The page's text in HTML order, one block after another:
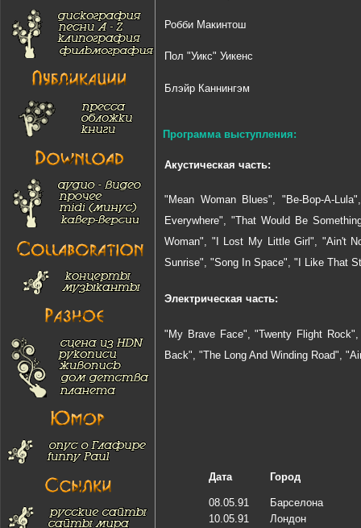
Робби Макинтош
Пол "Уикс" Уикенс
Блэйр Каннингэм
Программа выступления:
Акустическая часть:
"Mean Woman Blues", "Be-Bop-A-
Everywhere", "That Would Be
Woman", "I Lost My Little Girl", "Ain't
Sunrise", "Song In Space", "I Like That
Электрическая часть:
"My Brave Face", "Twenty Flight
Back", "The Long And Winding Road",
Дата Город
08.05.91
Барселона
10.05.91
Лондон